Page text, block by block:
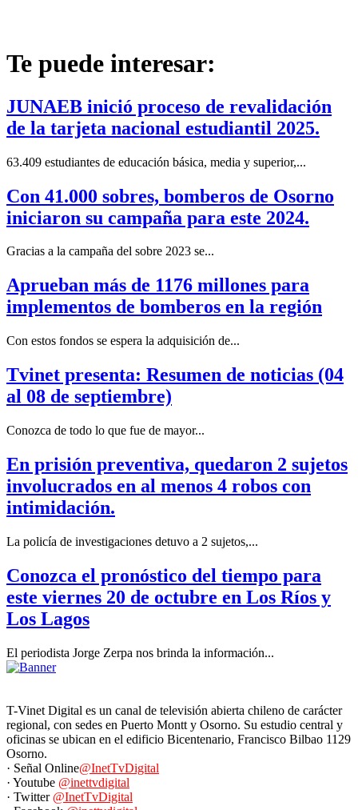
Te puede interesar:
JUNAEB inició proceso de revalidación
de la tarjeta nacional estudiantil 2025.
63.409 estudiantes de educación básica, media y superior,...
Con 41.000 sobres, bomberos de Osorno
iniciaron su campaña para este 2024.
Gracias a la campaña del sobre 2023 se...
Aprueban más de 1176 millones para
implementos de bomberos en la región
Con estos fondos se espera la adquisición de...
Tvinet presenta: Resumen de noticias (04
al 08 de septiembre)
Conozca de todo lo que fue de mayor...
En prisión preventiva, quedaron 2 sujetos
involucrados en al menos 4 robos con
intimidación.
La policía de investigaciones detuvo a 2 sujetos,...
Conozca el pronóstico del tiempo para
este viernes 20 de octubre en Los Ríos y
Los Lagos
El periodista Jorge Zerpa nos brinda la información...
T-Vinet Digital es un canal de televisión abierta chileno de carácter
regional, con sedes en Puerto Montt y Osorno. Su estudio central y
oficinas se ubican en el edificio Bicentenario, Francisco Bilbao 1129
Osorno.
· Señal Online@InetTvDigital
· Youtube @inettvdigital
· Twitter @InetTvDigital